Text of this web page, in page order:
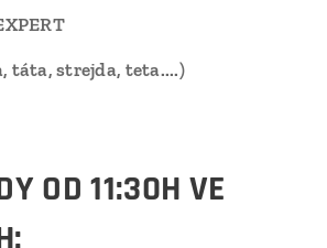
táta, strejda, teta....)
OD 11:30H VE